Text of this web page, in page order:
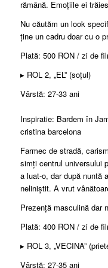
rămână. Emoțiile ei
Nu căutăm un look
ține un cadru doar cu o
Plată: 500 RON / zi de
▸ ROL 2, „EL” (soțul)
Vârstă: 27-33 ani
Inspiratie: Bardem în
cristina barcelona
Farmec de stradă,
simți centrul universului
a luat-o, dar după nuntă
neliniștit. A vrut
Prezență masculină dar
Plată: 400 RON / zi de
▸ ROL 3, „VECINA”
Vârstă: 27-35 ani